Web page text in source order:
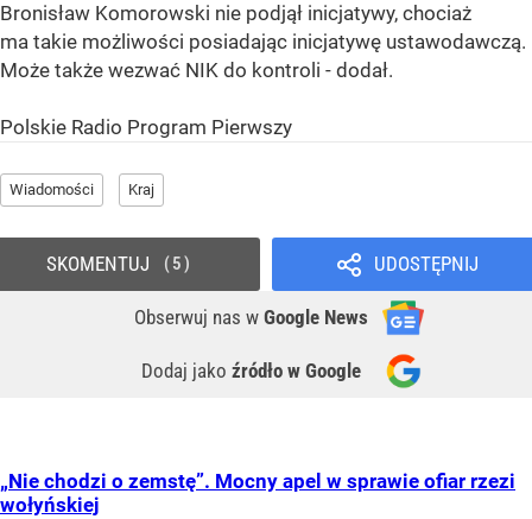
Bronisław Komorowski nie podjął inicjatywy, chociaż
ma takie możliwości posiadając inicjatywę ustawodawczą.
Może także wezwać NIK do kontroli - dodał.
Polskie Radio Program Pierwszy
Wiadomości Kraj
UDOSTĘPNIJ
Obserwuj nas w Google News
Dodaj jako źródło w Google
SKOMENTUJ 5
„Nie chodzi o zemstę”. Mocny apel w sprawie ofiar rzezi
wołyńskiej